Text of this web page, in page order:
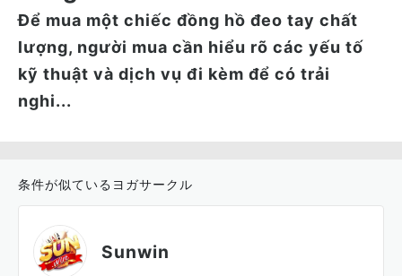
Để mua một chiếc đồng hồ đeo tay chất
lượng, người mua cần hiểu rõ các yếu tố
kỹ thuật và dịch vụ đi kèm để có trải
nghi...
条件が似ているヨガサークル
Sunwin